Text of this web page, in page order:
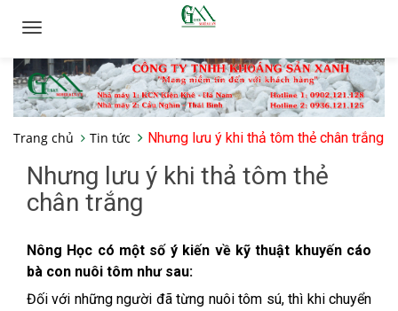
Toggle
Trang chủ Tin tức Nhưng lưu ý khi thả tôm thẻ chân trắng
Nhưng lưu ý khi thả tôm thẻ
chân trắng
Nông Học có một số ý kiến về kỹ thuật khuyến cáo
bà con nuôi tôm như sau:
Đối với những người đã từng nuôi tôm sú, thì khi chuyển